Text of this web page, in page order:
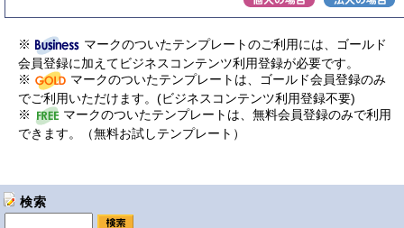
検索
※
マークのついたテンプレートのご利用には、ゴールド
会員登録に加えてビジネスコンテンツ利用登録が必要です。
※
マークのついたテンプレートは、ゴールド会員登録のみ
でご利用いただけます。(ビジネスコンテンツ利用登録不要)
※
マークのついたテンプレートは、無料会員登録のみで利用
できます。（無料お試しテンプレート）